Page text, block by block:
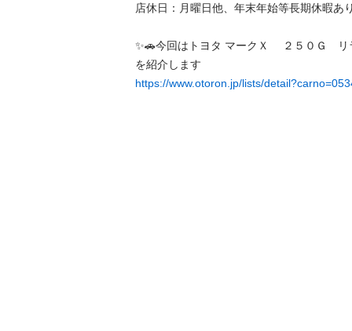
店休日：月曜日他、年末年始等長期休暇あり
✨🚗今回はトヨタ マークＸ 　２５０Ｇ
https://www.otoron.jp/lists/